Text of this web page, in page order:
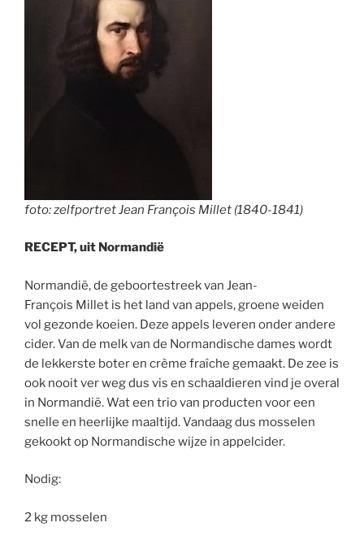
foto: zelfportret Jean François Millet (1840-1841)
RECEPT, uit Normandië
Normandië, de geboortestreek van Jean-
François Millet is het land van appels, groene weiden
vol gezonde koeien. Deze appels leveren onder andere
cider. Van de melk van de Normandische dames wordt
de lekkerste boter en crème fraîche gemaakt. De zee is
ook nooit ver weg dus vis en schaaldieren vind je overal
in Normandië. Wat een trio van producten voor een
snelle en heerlijke maaltijd. Vandaag dus mosselen
gekookt op Normandische wijze in appelcider.
Nodig:
2 kg mosselen